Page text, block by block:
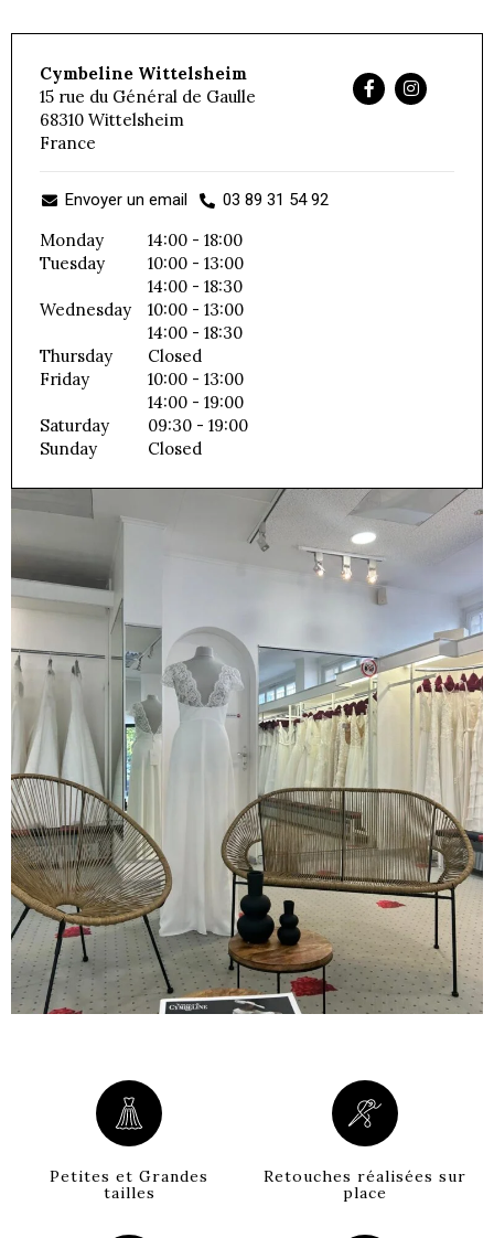
Cymbeline Wittelsheim
15 rue du Général de Gaulle
68310 Wittelsheim
France
Envoyer un email 03 89 31 54 92
Monday
14:00 - 18:00
Tuesday
10:00 - 13:00
14:00 - 18:30
Wednesday
10:00 - 13:00
14:00 - 18:30
Thursday
Closed
Friday
10:00 - 13:00
14:00 - 19:00
Saturday
09:30 - 19:00
Sunday
Closed
Petites et Grandes
tailles
Retouches réalisées sur
place